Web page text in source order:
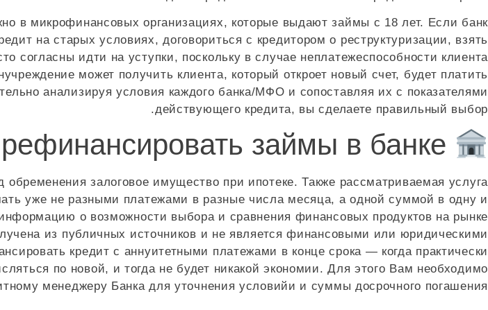
в микрофинансовых организациях, которые выдают займы с 18 лет. Если банк
на старых условиях, договориться с кредитором о реструктуризации, взять
согласны идти на уступки, поскольку в случае неплатежеспособности клиента
может получить клиента, который откроет новый счет, будет платить
анализируя условия каждого банка/МФО и сопоставляя их с показателями
действующего кредита, вы сделаете правильный выбор.
залоговое имущество при ипотеке. Также рассматриваемая услуга
уже не разными платежами в разные числа месяца, а одной суммой в одну и
о возможности выбора и сравнения финансовых продуктов на рынке
из публичных источников и не является финансовыми или юридическими
кредит с аннуитетными платежами в конце срока — когда практически
по новой, и тогда не будет никакой экономии. Для этого Вам необходимо
менеджеру Банка для уточнения условийи и суммы досрочного погашения.